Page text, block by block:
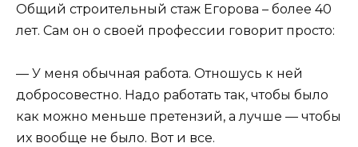
Общий строительный стаж Егорова – более 40
лет. Сам он о своей профессии говорит просто:
— У меня обычная работа. Отношусь к ней
добросовестно. Надо работать так, чтобы было
как можно меньше претензий, а лучше — чтобы
их вообще не было. Вот и все.